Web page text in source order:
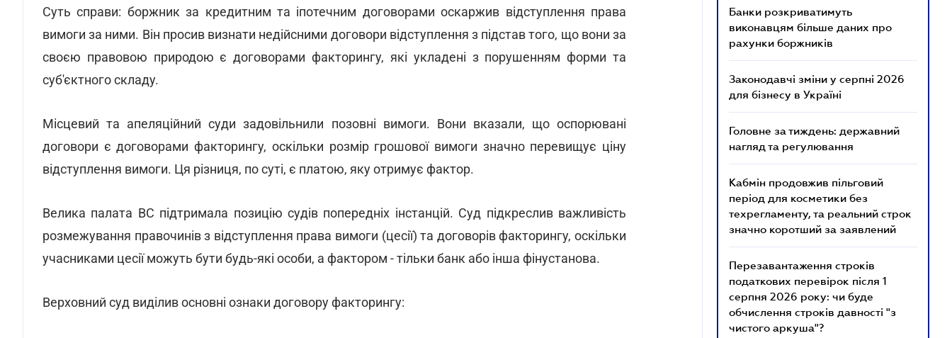
Суть справи: боржник за кредитним та іпотечним договорами оскаржив відступлення права
вимоги за ними. Він просив визнати недійсними договори відступлення з підстав того, що вони за
своєю правовою природою є договорами факторингу, які укладені з порушенням форми та
суб'єктного складу.
Місцевий та апеляційний суди задовільнили позовні вимоги. Вони вказали, що оспорювані
договори є договорами факторингу, оскільки розмір грошової вимоги значно перевищує ціну
відступлення вимоги. Ця різниця, по суті, є платою, яку отримує фактор.
Велика палата ВС підтримала позицію судів попередніх інстанцій. Суд підкреслив важливість
розмежування правочинів з відступлення права вимоги (цесії) та договорів факторингу, оскільки
учасниками цесії можуть бути будь-які особи, а фактором - тільки банк або інша фінустанова.
Верховний суд виділив основні ознаки договору факторингу:
Банки розкриватимуть
виконавцям більше даних про
рахунки боржників
Законодавчі зміни у серпні 2026
для бізнесу в Україні
Головне за тиждень: державний
нагляд та регулювання
Кабмін продовжив пільговий
період для косметики без
техрегламенту, та реальний строк
значно коротший за заявлений
Перезавантаження строків
податкових перевірок після 1
серпня 2026 року: чи буде
обчислення строків давності "з
чистого аркуша"?